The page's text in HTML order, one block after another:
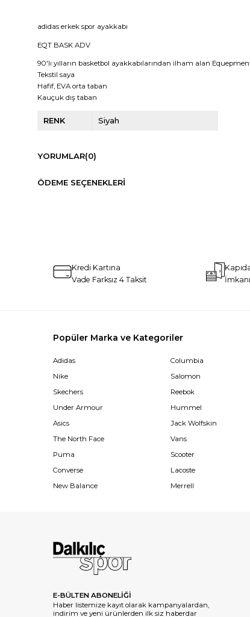
adidas erkek spor ayakkabı
EQT BASK ADV
90'lı yılların basketbol ayakkabılarından ilham alan
Tekstil saya
Hafif, EVA orta taban
Kauçuk dış taban
RENK Siyah
YORUMLAR(0)
ÖDEME SEÇENEKLERI
Kredi Kartına
Vade Farksız 4 Taksit
İmkanı
Popüler Marka ve Kategoriler
Adidas
Nike
Skechers
Under Armour
Asics
The North Face
Puma
Converse
New Balance
Columbia
Salomon
Reebok
Hummel
Jack Wolfskin
Vans
Scooter
Lacoste
Merrell
E-BÜLTEN ABONELİĞİ
Haber listemize kayıt olarak kampanyalardan,
indirim ve yeni ürünlerden ilk siz haberdar